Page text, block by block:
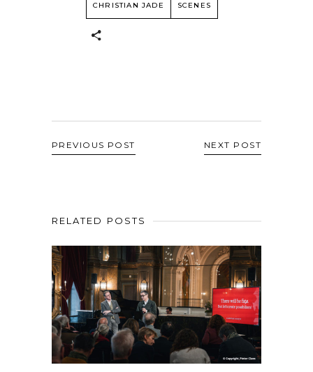
CHRISTIAN JADE SCENES
PREVIOUS POST NEXT POST
RELATED POSTS